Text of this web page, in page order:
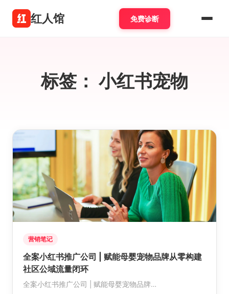
红人馆 免费诊断
标签： 小红书宠物
营销笔记
全案小红书推广公司 | 赋能母婴宠物品牌从零构建
社区公域流量闭环
全案小红书推广公司 | 赋能母婴宠物品牌…